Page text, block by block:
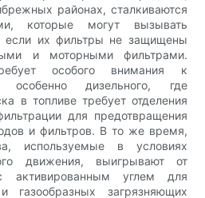
районах, сталкиваются
которые могут вызывать
если их фильтры не защищены
и моторными фильтрами.
особого внимания к
особенно дизельного, где
в топливе требует отделения
для предотвращения
и фильтров. В то же время,
используемые в условиях
движения, выигрывают от
активированным углем для
газообразных загрязняющих